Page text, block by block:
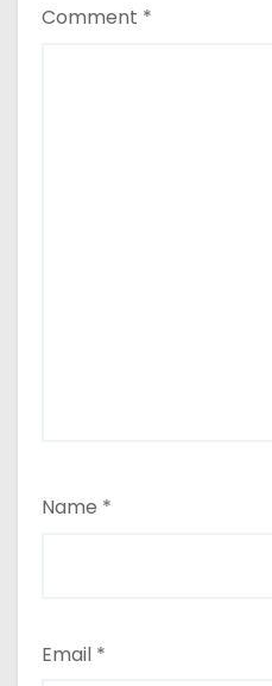
Comment *
Name *
Email *